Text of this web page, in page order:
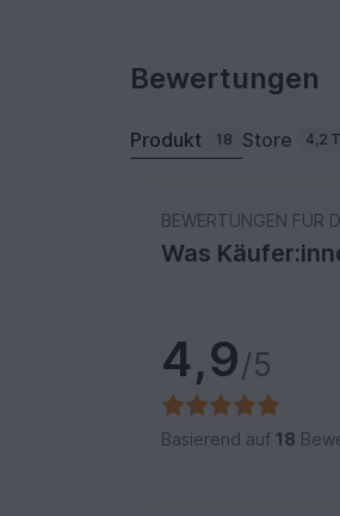
Bewertungen
Produkt 18 Store 4,2
BEWERTUNGEN FÜR
Was
4,9/5
Basierend auf 18